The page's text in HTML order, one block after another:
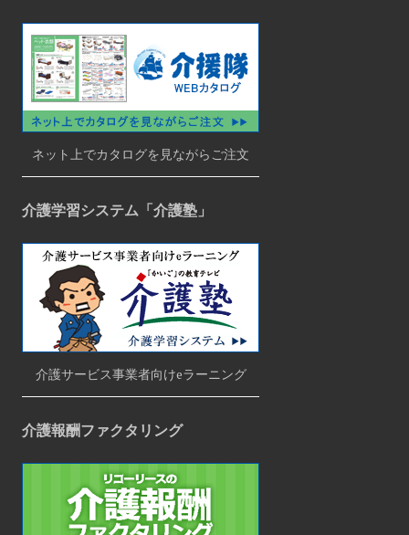
ネット上でカタログを見ながらご注文
介護学習システム「介護塾」
介護サービス事業者向けeラーニング
介護報酬ファクタリング